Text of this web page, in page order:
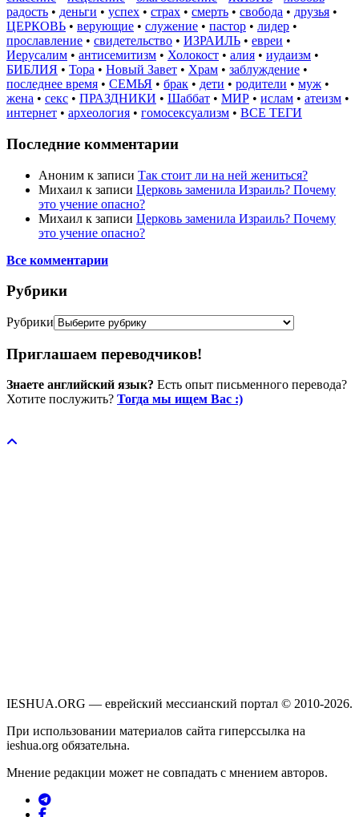
радость • деньги • успех • страх • смерть • свобода • друзья •
ЦЕРКОВЬ • верующие • служение • пастор • лидер •
прославление • свидетельство • ИЗРАИЛЬ • евреи •
Иерусалим • антисемитизм • Холокост • алия • иудаизм •
БИБЛИЯ • Тора • Новый Завет • Храм • заблуждение •
последнее время • СЕМЬЯ • брак • дети • родители • муж •
жена • секс • ПРАЗДНИКИ • Шаббат • МИР • ислам • атеизм •
интернет • археология • гомосексуализм • ВСЕ ТЕГИ
Последние комментарии
Аноним к записи Так стоит ли на ней жениться?
Михаил к записи Церковь заменила Израиль? Почему
это учение опасно?
Михаил к записи Церковь заменила Израиль? Почему
это учение опасно?
Все комментарии
Рубрики
Рубрики
Приглашаем переводчиков!
Знаете английский язык? Есть опыт письменного перевода?
Хотите послужить? Тогда мы ищем Вас :)
IESHUA.ORG — еврейский мессианский портал © 2010-2026.
При использовании материалов сайта гиперссылка на
ieshua.org обязательна.
Мнение редакции может не совпадать с мнением авторов.